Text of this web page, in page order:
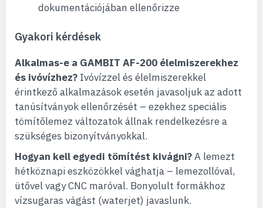
dokumentációjában ellenőrizze
Gyakori kérdések
Alkalmas-e a GAMBIT AF-200 élelmiszerekhez
és ivóvízhez? Ivóvízzel és élelmiszerekkel
érintkező alkalmazások esetén javasoljuk az adott
tanúsítványok ellenőrzését – ezekhez speciális
tömítőlemez változatok állnak rendelkezésre a
szükséges bizonyítványokkal.
Hogyan kell egyedi tömítést kivágni?A lemezt
hétköznapi eszközökkel vághatja – lemezollóval,
ütővel vagy CNC maróval. Bonyolult formákhoz
vízsugaras vágást (waterjet) javaslunk.